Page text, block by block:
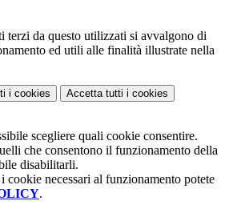
terzi da questo utilizzati si avvalgono di
ed utili alle finalità illustrate nella
i cookies Accetta tutti i cookies
scegliere quali cookie consentire.
che consentono il funzionamento della
disabilitarli.
cookie necessari al funzionamento potete
.